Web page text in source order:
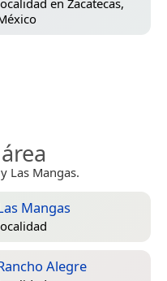
en Zacatecas,
Las Mangas.
Mangas
Alegre